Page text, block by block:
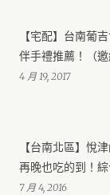
【宅配】台南葡
伴手禮推薦！（邀
4 月 19, 2017
【台南北區】悅
再晚也吃的到！
7 月 4, 2016